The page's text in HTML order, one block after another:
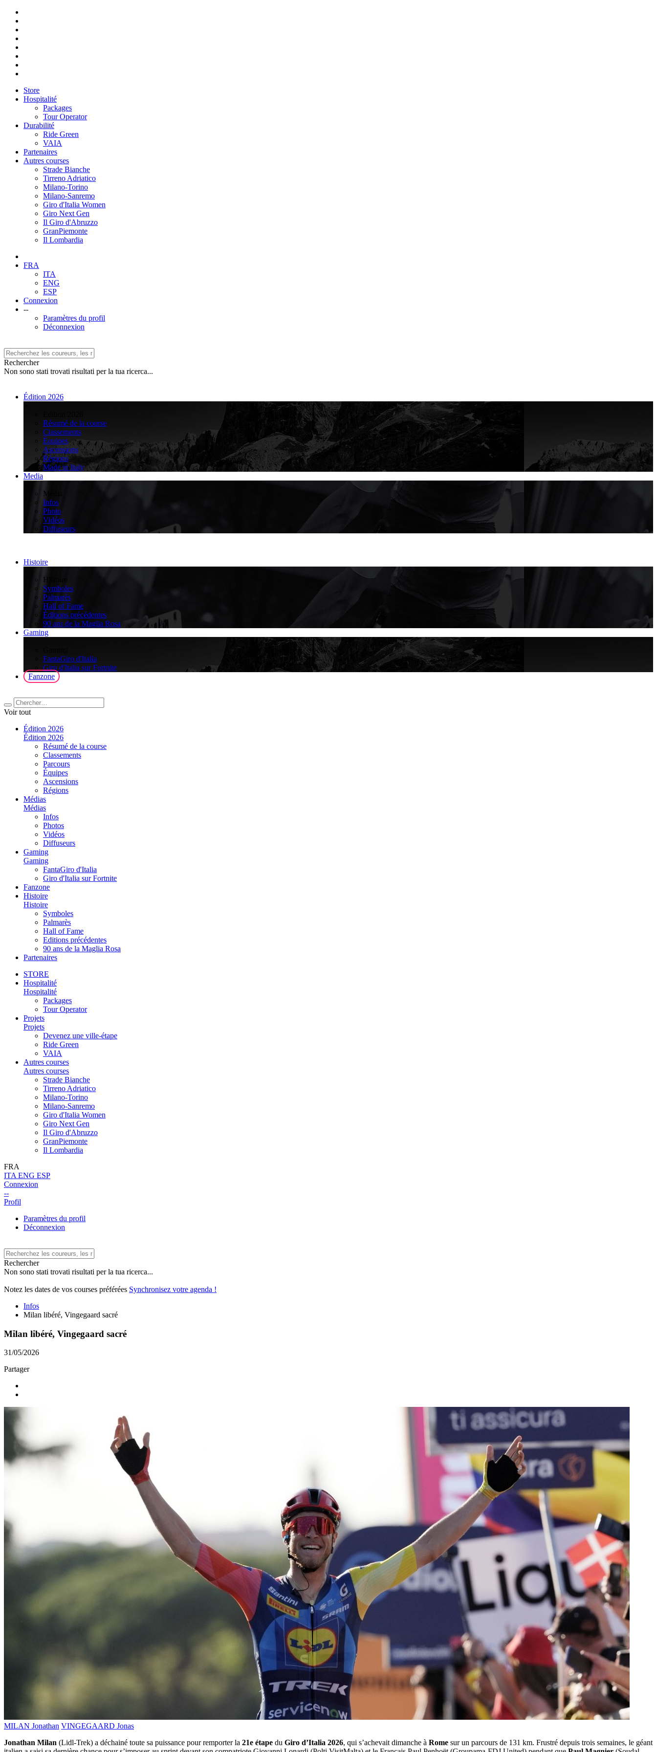
Store
Hospitalité
Packages
Tour Operator
Durabilité
Ride Green
VAIA
Partenaires
Autres courses
Strade Bianche
Tirreno Adriatico
Milano-Torino
Milano-Sanremo
Giro d'Italia Women
Giro Next Gen
Il Giro d'Abruzzo
GranPiemonte
Il Lombardia
FRA
ITA
ENG
ESP
Connexion
--
Paramètres du profil
Déconnexion
Rechercher
Non sono stati trovati risultati per la tua ricerca...
Édition 2026
Résumé de la course
Classements
Équipes
Ascensions
Régions
Made in Italy
Media
Media
Infos
Photo
Vidéos
Diffuseurs
Histoire
Histoire
Symboles
Palmarès
Hall of Fame
Éditions précédentes
90 ans de la Maglia Rosa
Gaming
FantaGiro d'Italia
Giro d'Italia sur Fortnite
Fanzone
Voir tout
Édition 2026
Édition 2026
Résumé de la course
Classements
Parcours
Équipes
Ascensions
Régions
Médias
Médias
Infos
Photos
Vidéos
Diffuseurs
Gaming
Gaming
FantaGiro d'Italia
Giro d'Italia sur Fortnite
Fanzone
Histoire
Histoire
Symboles
Palmarès
Hall of Fame
Editions précédentes
90 ans de la Maglia Rosa
Partenaires
STORE
Hospitalité
Hospitalité
Packages
Tour Operator
Projets
Projets
Devenez une ville-étape
Ride Green
VAIA
Autres courses
Autres courses
Strade Bianche
Tirreno Adriatico
Milano-Torino
Milano-Sanremo
Giro d'Italia Women
Giro Next Gen
Il Giro d'Abruzzo
GranPiemonte
Il Lombardia
FRA
ITA ENG ESP
Connexion
--
Profil
Paramètres du profil
Déconnexion
Rechercher
Non sono stati trovati risultati per la tua ricerca...
Notez les dates de vos courses préférées Synchronisez votre agenda !
Infos
Milan libéré, Vingegaard sacré
Milan libéré, Vingegaard sacré
31/05/2026
Partager
MILAN Jonathan VINGEGAARD Jonas
Jonathan Milan (Lidl-Trek) a déchainé toute sa puissance pour remporter la 21e étape du Giro d’Italia 2026, qui s’achevait dimanche à Rome sur un parcours de 131 km. Frustré depuis trois semaines, le géant